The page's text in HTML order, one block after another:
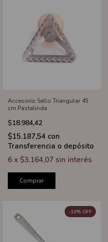
Accesorio Sello Triangular 45
cm Pastalinda
$18.984,42
$15.187,54 con
Transferencia o depósito
6 x $3.164,07 sin interés
Comprar
-10% OFF